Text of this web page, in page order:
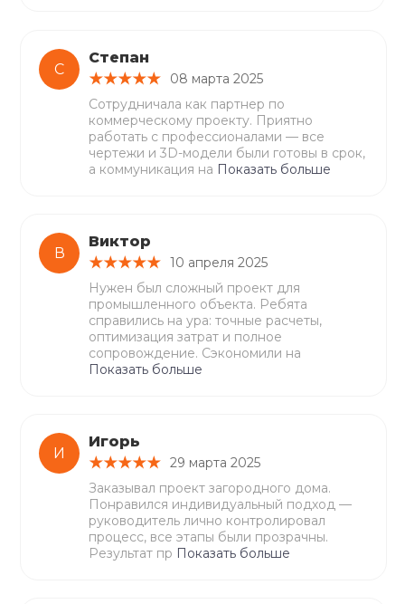
С
Степан
08 марта 2025
Сотрудничала как партнер по
коммерческому проекту. Приятно
работать с профессионалами — все
чертежи и 3D-модели были готовы в срок,
а коммуникация на Показать больше
В
Виктор
10 апреля 2025
Нужен был сложный проект для
промышленного объекта. Ребята
справились на ура: точные расчеты,
оптимизация затрат и полное
сопровождение. Сэкономили на
Показать больше
И
Игорь
29 марта 2025
Заказывал проект загородного дома.
Понравился индивидуальный подход —
руководитель лично контролировал
процесс, все этапы были прозрачны.
Результат пр Показать больше